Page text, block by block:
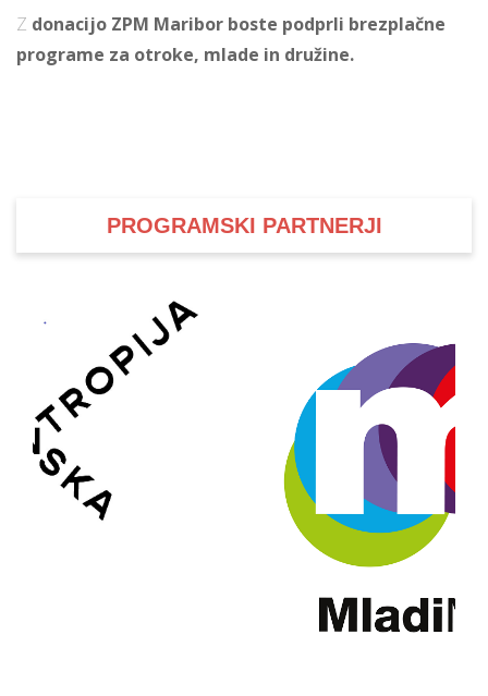
Z donacijo ZPM Maribor boste podprli brezplačne
programe za otroke, mlade in družine.
PROGRAMSKI PARTNERJI